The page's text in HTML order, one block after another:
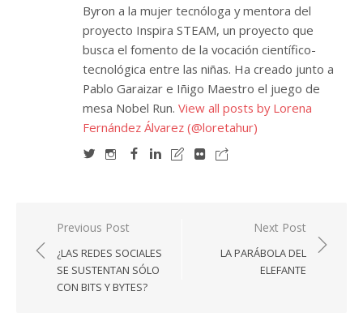
Byron a la mujer tecnóloga y mentora del
proyecto Inspira STEAM, un proyecto que
busca el fomento de la vocación científico-
tecnológica entre las niñas. Ha creado junto a
Pablo Garaizar e Iñigo Maestro el juego de
mesa Nobel Run. View all posts by Lorena
Fernández Álvarez (@loretahur)
Navegación
de
entradas
Previous Post
¿LAS REDES SOCIALES
SE SUSTENTAN SÓLO
CON BITS Y BYTES?
Next Post
LA PARÁBOLA DEL
ELEFANTE